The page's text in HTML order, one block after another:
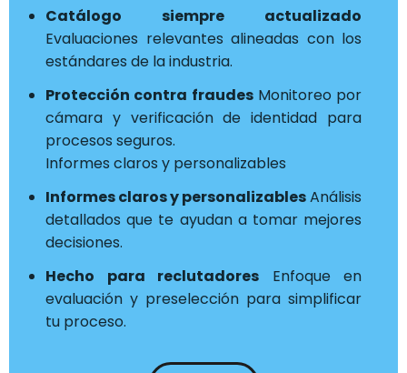
Catálogo siempre actualizado
Evaluaciones relevantes alineadas con los
estándares de la industria.
Protección contra fraudesMonitoreo por
cámara y verificación de identidad para
procesos seguros.
Informes claros y personalizables
Informes claros y personalizablesAnálisis
detallados que te ayudan a tomar mejores
decisiones.
Hecho para reclutadores Enfoque en
evaluación y preselección para simplificar
tu proceso.